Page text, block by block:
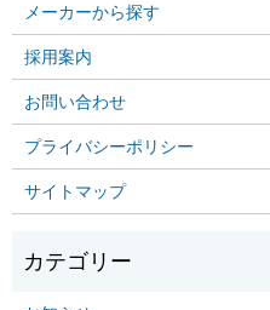
メーカーから探す
採用案内
お問い合わせ
プライバシーポリシー
サイトマップ